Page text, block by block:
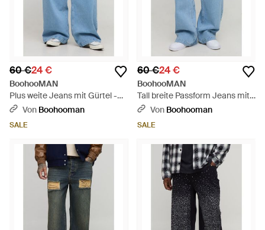
60 €24 €
BoohooMAN
Plus weite Jeans mit Gürtel -
BlauVon Boohooman
SALE
60 €24 €
BoohooMAN
Tall breite Passform Jeans mit
Gürtel - Blau
Von Boohooman
SALE